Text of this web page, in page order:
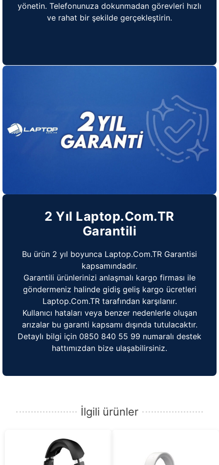
yönetin. Telefonunuza dokunmadan görevleri hızlı
ve rahat bir şekilde gerçekleştirin.
2 Yıl Laptop.Com.TR
Garantili
Bu ürün 2 yıl boyunca Laptop.Com.TR Garantisi
kapsamındadır.
Garantili ürünlerinizi anlaşmalı kargo firması ile
göndermeniz halinde gidiş geliş kargo ücretleri
Laptop.Com.TR tarafından karşılanır.
Kullanıcı hataları veya benzer nedenlerle oluşan
arızalar bu garanti kapsamı dışında tutulacaktır.
Detaylı bilgi için 0850 840 55 99 numaralı destek
hattımızdan bize ulaşabilirsiniz.
İlgili ürünler